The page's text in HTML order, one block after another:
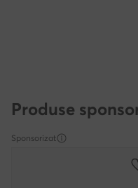
Produse
Sponsorizat